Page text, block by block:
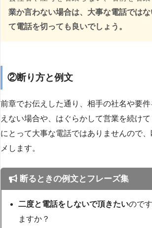
業か言わない場合は、大事な電話では
て電話を切っても良いでしょう。
②断り方と例文
前章でお伝えした通り、相手の社名や要
えない場合や、はぐらかして営業を続け
にとって大事な電話ではありませんので
メします。
断るときの例文とフレーズ集
二度と電話をしないで頂きたいので
ますか？